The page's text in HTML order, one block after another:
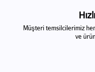
Müşteri temsilcilerimiz
ve